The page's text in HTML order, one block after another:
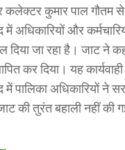
कुमार पाल गौतम से
अधिकारियों और
जा रहा है। जाट ने
कर दिया। यह
में पालिका अधिकारियों ने
की तुरंत बहाली नहीं